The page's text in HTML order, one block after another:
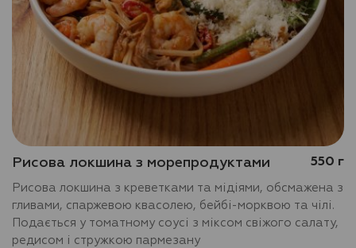
Рисова локшина з морепродуктами 550 г
Рисова локшина з креветками та мідіями, обсмажена з
гливами, спаржевою квасолею, бейбі-морквою та чілі.
Подається у томатному соусі з міксом свіжого салату,
редисом і стружкою пармезану